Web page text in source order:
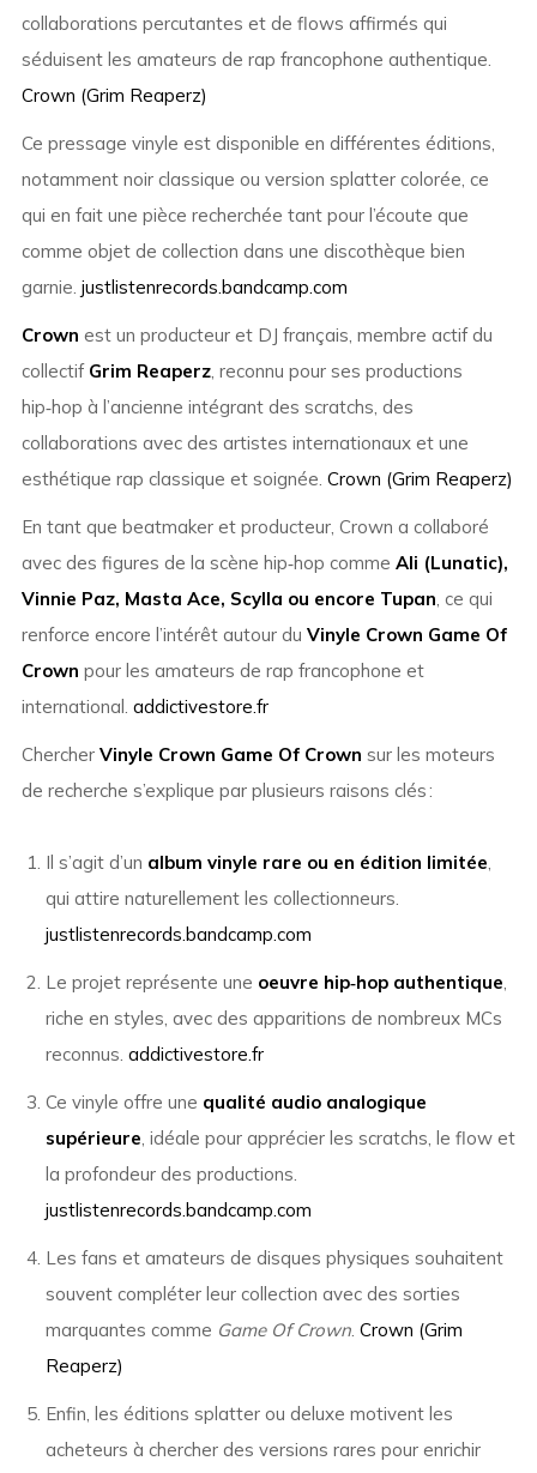
collaborations percutantes et de flows affirmés qui
séduisent les amateurs de rap francophone authentique.
Crown (Grim Reaperz)
Ce pressage vinyle est disponible en différentes éditions,
notamment noir classique ou version splatter colorée, ce
qui en fait une pièce recherchée tant pour l’écoute que
comme objet de collection dans une discothèque bien
garnie. justlistenrecords.bandcamp.com
Crown est un producteur et DJ français, membre actif du
collectif Grim Reaperz, reconnu pour ses productions
hip‑hop à l’ancienne intégrant des scratchs, des
collaborations avec des artistes internationaux et une
esthétique rap classique et soignée. Crown (Grim Reaperz)
En tant que beatmaker et producteur, Crown a collaboré
avec des figures de la scène hip‑hop comme Ali (Lunatic),
Vinnie Paz, Masta Ace, Scylla ou encore Tupan, ce qui
renforce encore l’intérêt autour du Vinyle Crown Game Of
Crown pour les amateurs de rap francophone et
international. addictivestore.fr
Chercher Vinyle Crown Game Of Crown sur les moteurs
de recherche s’explique par plusieurs raisons clés :
Il s’agit d’un album vinyle rare ou en édition limitée,
qui attire naturellement les collectionneurs.
justlistenrecords.bandcamp.com
Le projet représente une oeuvre hip‑hop authentique,
riche en styles, avec des apparitions de nombreux MCs
reconnus. addictivestore.fr
Ce vinyle offre une qualité audio analogique
supérieure, idéale pour apprécier les scratchs, le flow et
la profondeur des productions.
justlistenrecords.bandcamp.com
Les fans et amateurs de disques physiques souhaitent
souvent compléter leur collection avec des sorties
marquantes comme Game Of Crown. Crown (Grim
Reaperz)
Enfin, les éditions splatter ou deluxe motivent les
acheteurs à chercher des versions rares pour enrichir